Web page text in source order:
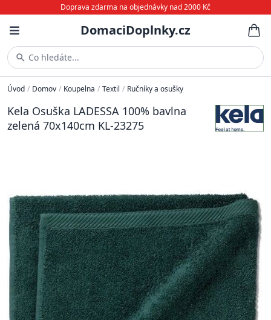
Doprava zdarma na objednávky nad 2000 Kč
DomaciDoplnky.cz
Co hledáte...
Úvod / Domov / Koupelna / Textil / Ručníky a osušky
Kela Osuška LADESSA 100% bavlna
zelená 70x140cm KL-23275